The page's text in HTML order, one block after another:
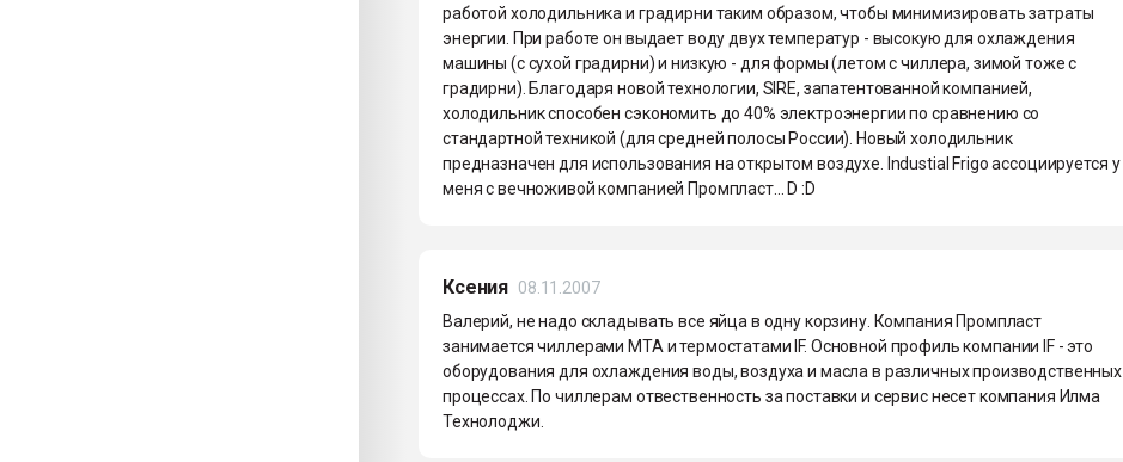
работой холодильника и градирни таким образом, чтобы минимизировать затраты
энергии. При работе он выдает воду двух температур - высокую для охлаждения
машины (с сухой градирни) и низкую - для формы (летом с чиллера, зимой тоже с
градирни). Благодаря новой технологии, SIRE, запатентованной компанией,
холодильник способен сэкономить до 40% электроэнергии по сравнению со
стандартной техникой (для средней полосы России). Новый холодильник
предназначен для использования на открытом воздухе. Industial Frigo ассоциируется у
меня с вечноживой компанией Промпласт... D :D
Ксения 08.11.2007
Валерий, не надо складывать все яйца в одну корзину. Компания Промпласт
занимается чиллерами МТА и термостатами IF. Основной профиль компании IF - это
оборудования для охлаждения воды, воздуха и масла в различных производственных
процессах. По чиллерам отвественность за поставки и сервис несет компания Илма
Технолоджи.